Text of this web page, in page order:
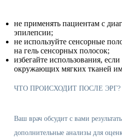
не применять пациентам с
эпилепсии;
не используйте сенсорные
на гель сенсорных полосок;
избегайте использования,
окружающих мягких тканей
ЧТО ПРОИСХОДИТ ПОСЛЕ ЭРГ?
Ваш врач обсудит с вами
дополнительные анализы для